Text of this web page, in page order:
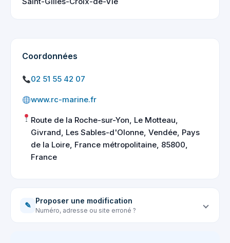
Coordonnées
02 51 55 42 07
www.rc-marine.fr
Route de la Roche-sur-Yon, Le Motteau,
Givrand, Les Sables-d'Olonne, Vendée, Pays
de la Loire, France métropolitaine, 85800,
France
✎ Proposer une modification
Numéro, adresse ou site erroné ?